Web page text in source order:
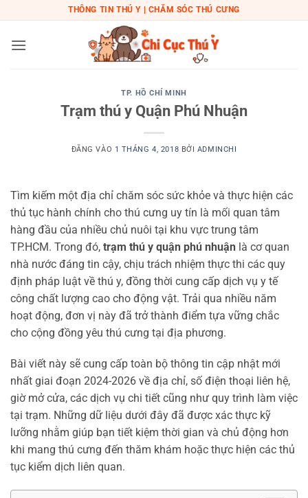
qua
nội
THÔNG TIN THÚ Y | CHĂM SÓC THÚ CƯNG
TP. HỒ CHÍ MINH
Trạm thú y Quận Phú Nhuận
ĐĂNG VÀO 1 THÁNG 4, 2018 BỞI ADMINCHI
Tìm kiếm một địa chỉ chăm sóc sức khỏe và thực hiện các
thủ tục hành chính cho thú cưng uy tín là mối quan tâm
hàng đầu của nhiều chủ nuôi tại khu vực trung tâm
TP.HCM. Trong đó, trạm thú y quận phú nhuận là cơ quan
nhà nước đáng tin cậy, chịu trách nhiệm thực thi các quy
định pháp luật về thú y, đồng thời cung cấp dịch vụ y tế
công chất lượng cao cho động vật. Trải qua nhiều năm
hoạt động, đơn vị này đã trở thành điểm tựa vững chắc
cho cộng đồng yêu thú cưng tại địa phương.
Bài viết này sẽ cung cấp toàn bộ thông tin cập nhật mới
nhất giai đoạn 2024-2026 về địa chỉ, số điện thoại liên hệ,
giờ mở cửa, các dịch vụ chi tiết cũng như quy trình làm việc
tại trạm. Những dữ liệu dưới đây đã được xác thực kỹ
lưỡng nhằm giúp bạn tiết kiệm thời gian và chủ động hơn
khi mang thú cưng đến thăm khám hoặc thực hiện các thủ
tục kiểm dịch liên quan.